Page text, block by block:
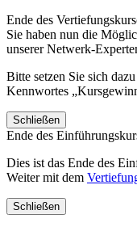
Ende des
Sie haben nun die
unserer Netwerk-
Bitte setzen Sie sich
Kennwortes
Schließen
Ende des
Dies ist das Ende des
Weiter mit dem
Schließen